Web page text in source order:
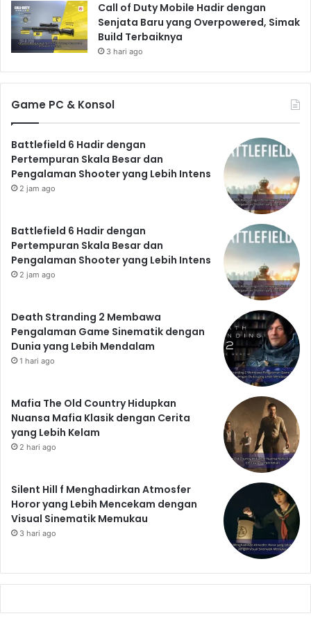
Call of Duty Mobile Hadir dengan
Senjata Baru yang Overpowered, Simak
Build Terbaiknya
3 hari ago
Game PC & Konsol
Battlefield 6 Hadir dengan
Pertempuran Skala Besar dan
Pengalaman Shooter yang Lebih Intens
2 jam ago
Battlefield 6 Hadir dengan
Pertempuran Skala Besar dan
Pengalaman Shooter yang Lebih Intens
2 jam ago
Death Stranding 2 Membawa
Pengalaman Game Sinematik dengan
Dunia yang Lebih Mendalam
1 hari ago
Mafia The Old Country Hidupkan
Nuansa Mafia Klasik dengan Cerita
yang Lebih Kelam
2 hari ago
Silent Hill f Menghadirkan Atmosfer
Horor yang Lebih Mencekam dengan
Visual Sinematik Memukau
3 hari ago